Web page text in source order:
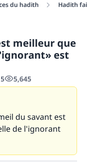
du hadith Hadith
meilleur que
est
5,645
du savant est
de l'ignorant